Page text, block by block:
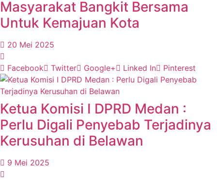
Masyarakat Bangkit Bersama
Untuk Kemajuan Kota
20 Mei 2025
Facebook Twitter Google+ Linked In Pinterest
Ketua Komisi I DPRD Medan :
Perlu Digali Penyebab Terjadinya
Kerusuhan di Belawan
9 Mei 2025